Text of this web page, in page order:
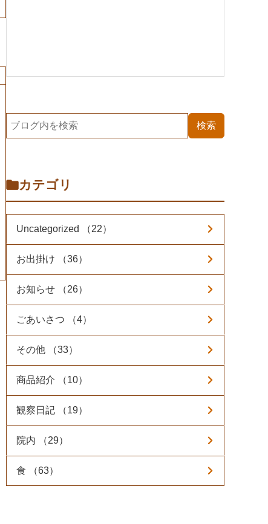
カテゴリ
Uncategorized （22）
お出掛け （36）
お知らせ （26）
ごあいさつ （4）
その他 （33）
商品紹介 （10）
観察日記 （19）
院内 （29）
食 （63）